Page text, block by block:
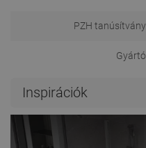
PZH tanúsítvány
Gyártó
Inspirációk